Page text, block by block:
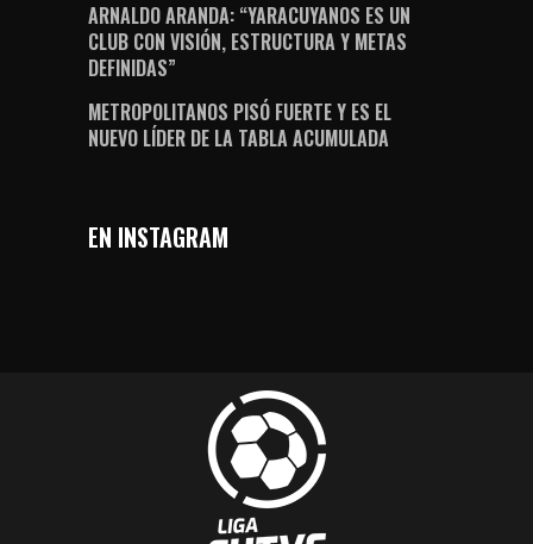
ARNALDO ARANDA: “YARACUYANOS ES UN
CLUB CON VISIÓN, ESTRUCTURA Y METAS
DEFINIDAS”
METROPOLITANOS PISÓ FUERTE Y ES EL
NUEVO LÍDER DE LA TABLA ACUMULADA
EN INSTAGRAM